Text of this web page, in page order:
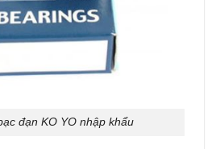
đạn KO YO nhập khẩu